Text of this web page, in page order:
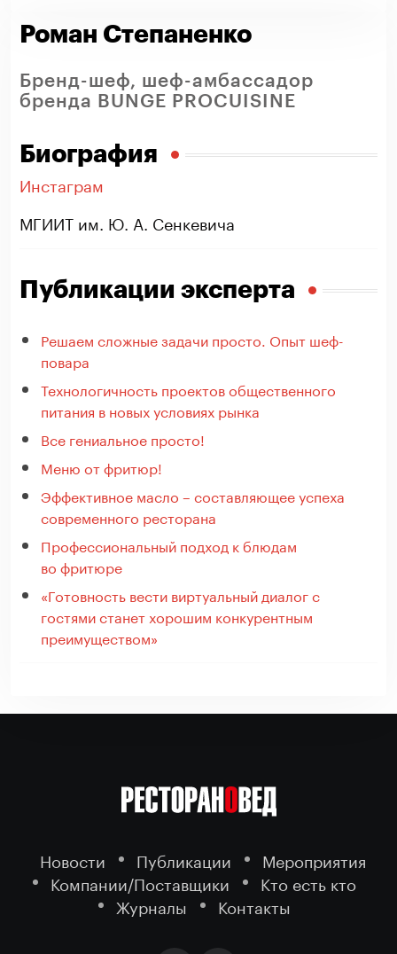
Роман Степаненко
Бренд-шеф, шеф-амбассадор
бренда BUNGE PROCUISINE
Биография
Инстаграм
МГИИТ им. Ю. А. Сенкевича
Публикации эксперта
Решаем сложные задачи просто. Опыт шеф-
повара
Технологичность проектов общественного
питания в новых условиях рынка
Все гениальное просто!
Меню от фритюр!
Эффективное масло – составляющее успеха
современного ресторана
Профессиональный подход к блюдам
во фритюре
«Готовность вести виртуальный диалог с
гостями станет хорошим конкурентным
преимуществом»
Новости Публикации
Мероприятия
Компании/Поставщики
Кто есть кто
Журналы
Контакты